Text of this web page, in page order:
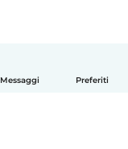
Messaggi Preferiti